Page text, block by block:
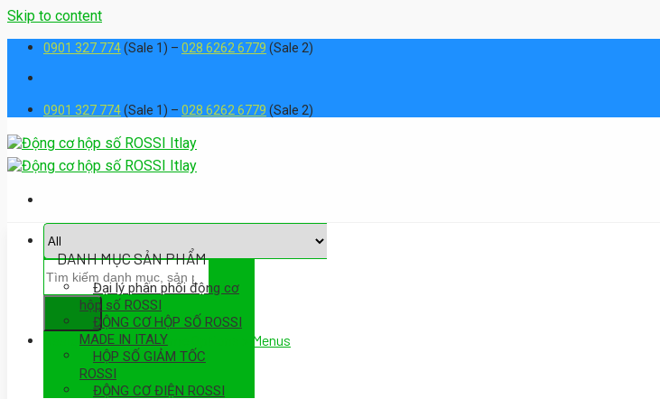
Skip to content
0901 327 774(Sale 1) – 028 6262 6779 (Sale 2)
0901 327 774(Sale 1) – 028 6262 6779 (Sale 2)
Assign a menu in Theme Options > Menus
DANH MỤC SẢN PHẨM
Đại lý phân phối động cơ
hộp số ROSSI
ĐỘNG CƠ HỘP SỐ ROSSI
MADE IN ITALY
HỘP SỐ GIẢM TỐC
ROSSI
ĐỘNG CƠ ĐIỆN ROSSI